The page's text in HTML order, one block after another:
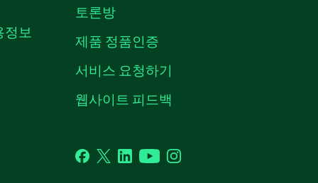
보
토론방
제품 정품인증
서비스 요청하기
웹사이트 피드백
Facebook
TwitterLinkedInYouTubeInstagram